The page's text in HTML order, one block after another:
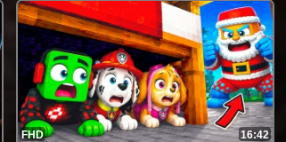
FHD 16:42